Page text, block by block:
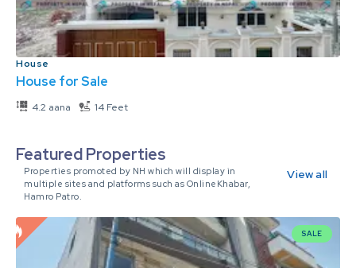
House
House for Sale
4.2 aana 14 Feet
Featured Properties
Properties promoted by NH which will display in
multiple sites and platforms such as OnlineKhabar,
Hamro Patro.
View all
SALE